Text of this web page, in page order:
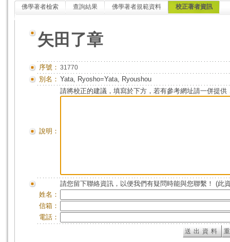
佛學著者檢索 查詢結果 佛學著者規範資料 校正著者資訊
矢田了章
序號： 31770
別名： Yata, Ryosho=Yata, Ryoushou
說明：
請將校正的建議，填寫於下方，若有參考網址請一併提供
請您留下聯絡資訊，以便我們有疑問時能與您聯繫！ (此
姓名：
信箱：
電話：